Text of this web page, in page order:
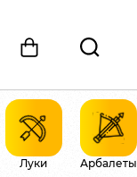
Луки Арбалеты